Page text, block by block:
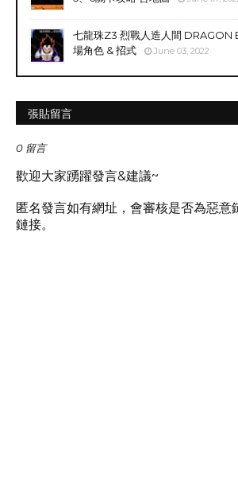
七龍珠Z3 烈戰人造人間 DRAGON
場角色 & 招式
June 03, 2022
張貼留言
0 留言
歡迎大家踴躍發言&建議~
匿名發言如有網址，會審核是否為惡意
鏈接。